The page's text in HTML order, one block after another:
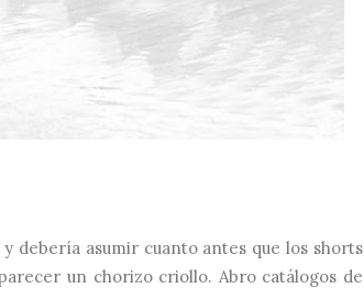
debería asumir cuanto antes que los shorts
un chorizo criollo. Abro catálogos de